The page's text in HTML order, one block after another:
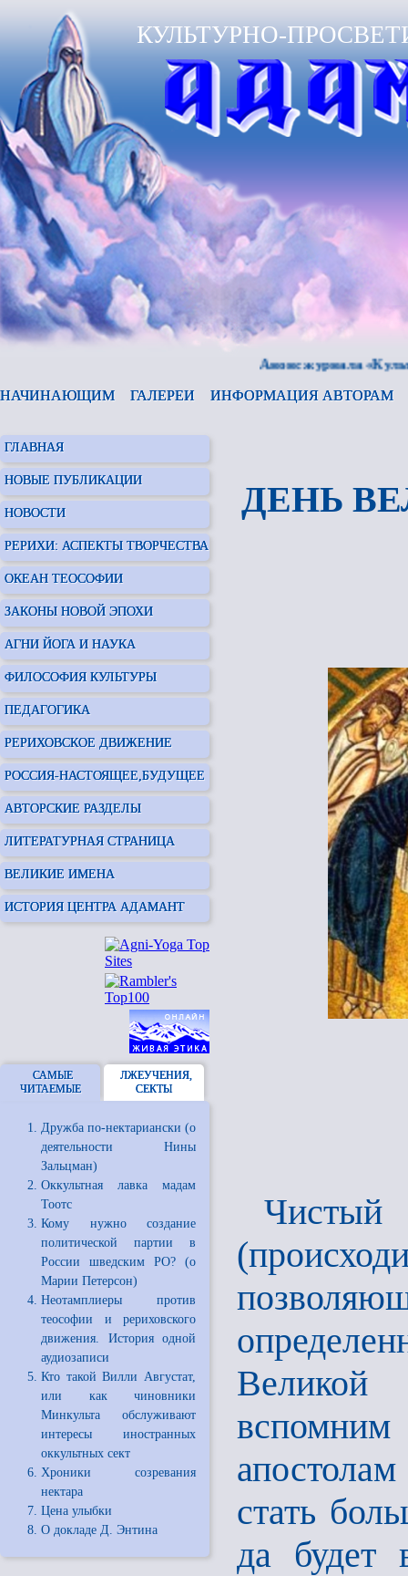
КУЛЬТУРНО-
Анонс журнала «Культура
НАЧИНАЮЩИМ ГАЛЕРЕИ ИНФОРМАЦИЯ АВТОРАМ
ГЛАВНАЯ
НОВЫЕ ПУБЛИКАЦИИ
НОВОСТИ
РЕРИХИ: АСПЕКТЫ ТВОРЧЕСТВА
ОКЕАН ТЕОСОФИИ
ЗАКОНЫ НОВОЙ ЭПОХИ
АГНИ ЙОГА И НАУКА
ФИЛОСОФИЯ КУЛЬТУРЫ
ПЕДАГОГИКА
РЕРИХОВСКОЕ ДВИЖЕНИЕ
РОССИЯ-НАСТОЯЩЕЕ,БУДУЩЕЕ
АВТОРСКИЕ РАЗДЕЛЫ
ЛИТЕРАТУРНАЯ СТРАНИЦА
ВЕЛИКИЕ ИМЕНА
ИСТОРИЯ ЦЕНТРА АДАМАНТ
САМЫЕ
ЧИТАЕМЫЕ
ЛЖЕУЧЕНИЯ,
СЕКТЫ
Дружба по-нектариански (о
деятельности Нины
Зальцман)
Оккультная лавка мадам
Тоотс
Кому нужно создание
политической партии в
России шведским РО? (о
Марии Петерсон)
Неотамплиеры против
теософии и рериховского
движения. История одной
аудиозаписи
Кто такой Вилли Августат,
или как чиновники
Минкульта обслуживают
интересы иностранных
оккультных сект
Хроники созревания
нектара
Цена улыбки
О докладе Д. Энтина
ДЕНЬ
Чистый
стать
да будет